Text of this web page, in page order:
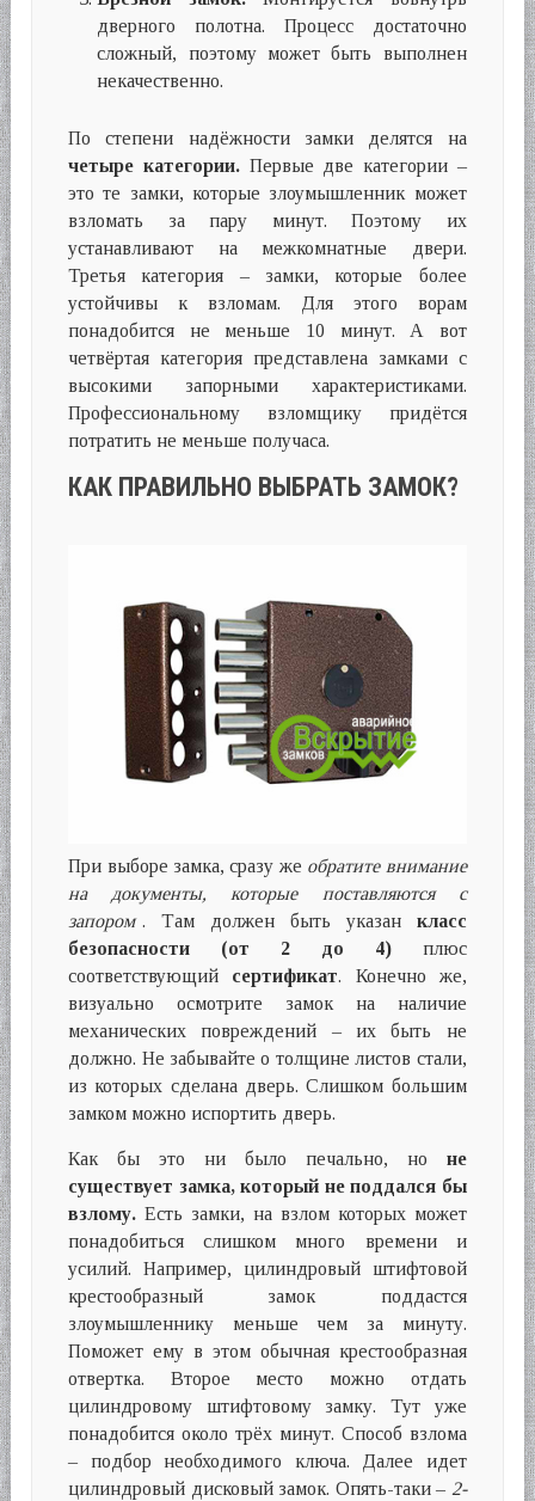
дверного полотна. Процесс достаточно
сложный, поэтому может быть выполнен
некачественно.
По степени надёжности замки делятся на
четыре категории.Первые две категории –
это те замки, которые злоумышленник может
взломать за пару минут. Поэтому их
устанавливают на межкомнатные двери.
Третья категория – замки, которые более
устойчивы к взломам. Для этого ворам
понадобится не меньше 10 минут. А вот
четвёртая категория представлена замками с
высокими запорными характеристиками.
Профессиональному взломщику придётся
потратить не меньше получаса.
КАК ПРАВИЛЬНО ВЫБРАТЬ ЗАМОК?
При выборе замка, сразу же обратите внимание
на документы, которые поставляются с
запором . Там должен быть указан класс
безопасности (от 2 до 4)плюс
соответствующий сертификат. Конечно же,
визуально осмотрите замок на наличие
механических повреждений – их быть не
должно. Не забывайте о толщине листов стали,
из которых сделана дверь. Слишком большим
замком можно испортить дверь.
Как бы это ни было печально, но не
существует замка, который не поддался бы
взлому. Есть замки, на взлом которых может
понадобиться слишком много времени и
усилий. Например, цилиндровый штифтовой
крестообразный замок поддастся
злоумышленнику меньше чем за минуту.
Поможет ему в этом обычная крестообразная
отвертка. Второе место можно отдать
цилиндровому штифтовому замку. Тут уже
понадобится около трёх минут. Способ взлома
– подбор необходимого ключа. Далее идет
цилиндровый дисковый замок. Опять-таки – 2-